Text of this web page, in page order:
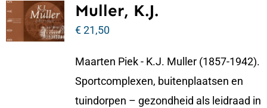
Muller, K.J.
€21,50
Maarten Piek - K.J. Muller (1857-1942).
Sportcomplexen, buitenplaatsen en
tuindorpen – gezondheid als leidraad in